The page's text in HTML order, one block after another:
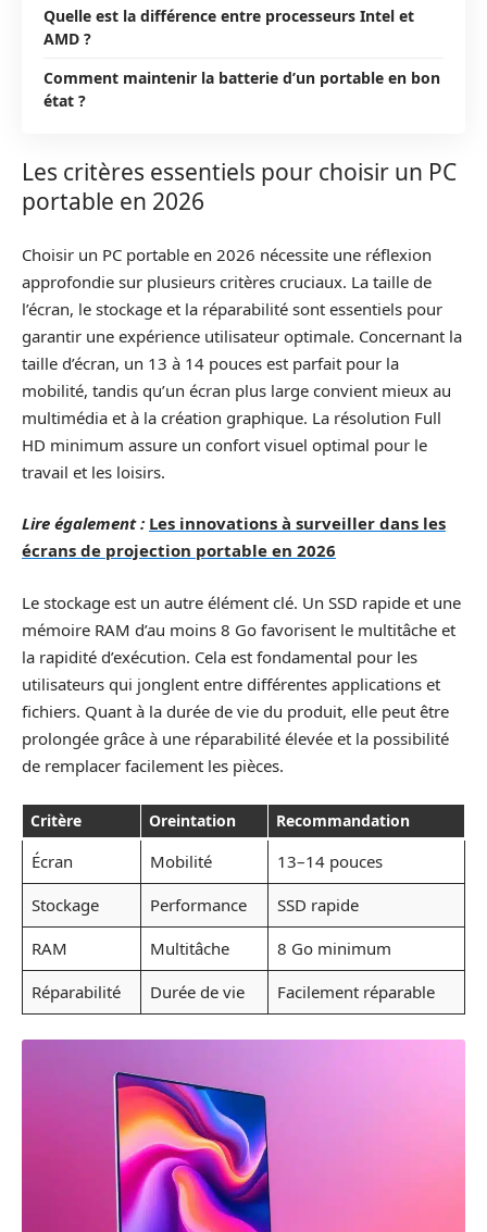
Quelle est la différence entre processeurs Intel et
AMD ?
Comment maintenir la batterie d’un portable en bon
état ?
Les critères essentiels pour choisir un PC
portable en 2026
Choisir un PC portable en 2026 nécessite une réflexion
approfondie sur plusieurs critères cruciaux. La taille de
l’écran, le stockage et la réparabilité sont essentiels pour
garantir une expérience utilisateur optimale. Concernant la
taille d’écran, un 13 à 14 pouces est parfait pour la
mobilité, tandis qu’un écran plus large convient mieux au
multimédia et à la création graphique. La résolution Full
HD minimum assure un confort visuel optimal pour le
travail et les loisirs.
Lire également : Les innovations à surveiller dans les
écrans de projection portable en 2026
Le stockage est un autre élément clé. Un SSD rapide et une
mémoire RAM d’au moins 8 Go favorisent le multitâche et
la rapidité d’exécution. Cela est fondamental pour les
utilisateurs qui jonglent entre différentes applications et
fichiers. Quant à la durée de vie du produit, elle peut être
prolongée grâce à une réparabilité élevée et la possibilité
de remplacer facilement les pièces.
Critère Oreintation Recommandation
Écran Mobilité
13–14 pouces
Stockage
Performance
SSD rapide
RAM
Multitâche
8 Go minimum
Réparabilité
Durée de vie Facilement réparable